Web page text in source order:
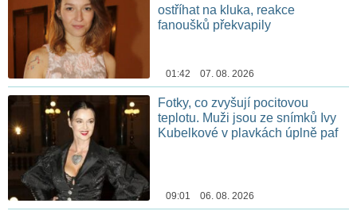
ostříhat na kluka, reakce
fanoušků překvapily
01:42 07. 08. 2026
Fotky, co zvyšují pocitovou
teplotu. Muži jsou ze snímků Ivy
Kubelkové v plavkách úplně paf
09:01 06. 08. 2026